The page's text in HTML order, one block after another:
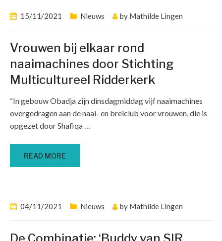
15/11/2021 Nieuws by Mathilde Lingen
Vrouwen bij elkaar rond
naaimachines door Stichting
Multicultureel Ridderkerk
“In gebouw Obadja zijn dinsdagmiddag vijf naaimachines
overgedragen aan de naai- en breiclub voor vrouwen, die is
opgezet door Shafiqa…
READ MORE
04/11/2021 Nieuws by Mathilde Lingen